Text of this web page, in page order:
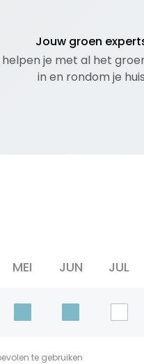
Jouw groen
helpen je met al het
in en rondom je
MEI JUN JUL
te gebruiken